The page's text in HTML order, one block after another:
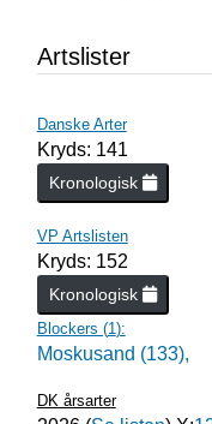
Artslister
Danske Arter
Kryds: 141
Kronologisk
VP Artslisten
Kryds: 152
Kronologisk
Blockers (1):
Moskusand (133),
DK årsarter